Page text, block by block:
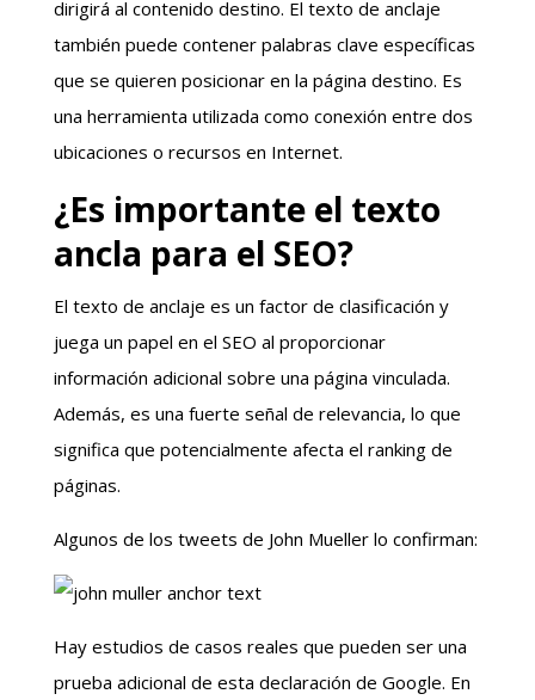
dirigirá al contenido destino. El texto de anclaje
también puede contener palabras clave específicas
que se quieren posicionar en la página destino. Es
una herramienta utilizada como conexión entre dos
ubicaciones o recursos en Internet.
¿Es importante el texto
ancla para el SEO?
El texto de anclaje es un factor de clasificación y
juega un papel en el SEO al proporcionar
información adicional sobre una página vinculada.
Además, es una fuerte señal de relevancia, lo que
significa que potencialmente afecta el ranking de
páginas.
Algunos de los tweets de John Mueller lo confirman:
Hay estudios de casos reales que pueden ser una
prueba adicional de esta declaración de Google. En